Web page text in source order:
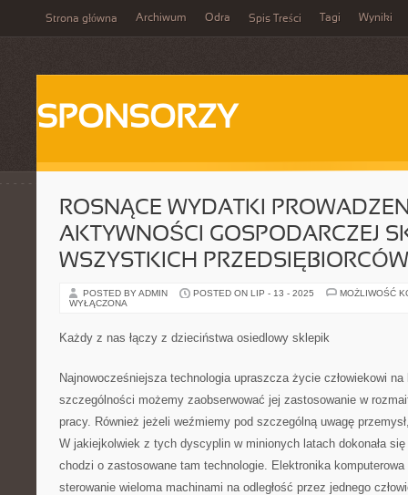
Strona główna Archiwum Odra Spis Treści Tagi Wyniki
SPONSORZY
ROSNĄCE WYDATKI
AKTYWNOŚCI GOSPODARCZEJ
WSZYSTKICH PRZEDSIĘBIORCÓW
POSTED BY ADMIN POSTED ON LIP - 13 - 2025
MOŻLIWOŚĆ
WYŁĄCZONA
Każdy z nas łączy z dzieciństwa osiedlowy sklepik
Najnowocześniejsza technologia upraszcza życie człowiekowi
szczególności możemy zaobserwować jej zastosowanie w
pracy. Również jeżeli weźmiemy pod szczególną uwagę
W jakiejkolwiek z tych dyscyplin w minionych latach dokonała
chodzi o zastosowane tam technologie. Elektronika
sterowanie wieloma machinami na odległość przez jednego